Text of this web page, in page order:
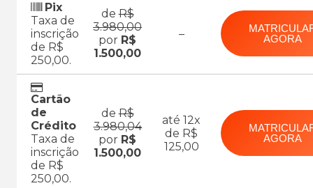
Pix
Taxa de
inscrição
de R$
250,00.
deR$
3.980,00
por R$
1.500,00
–
AGORA
Cartão
de
Crédito
Taxa de
inscrição
de R$
250,00.
deR$
3.980,04
por R$
1.500,00
até 12x
de R$
125,00
AGORA